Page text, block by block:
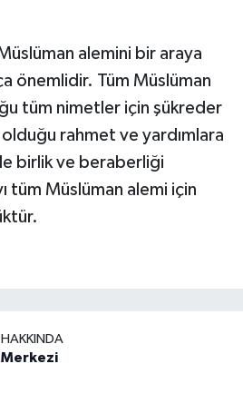
alemini bir araya
önemlidir. Tüm Müslüman
tüm nimetler için şükreder
olduğu rahmet ve yardımlara
birlik ve beraberliği
tüm Müslüman alemi için
Merkezi